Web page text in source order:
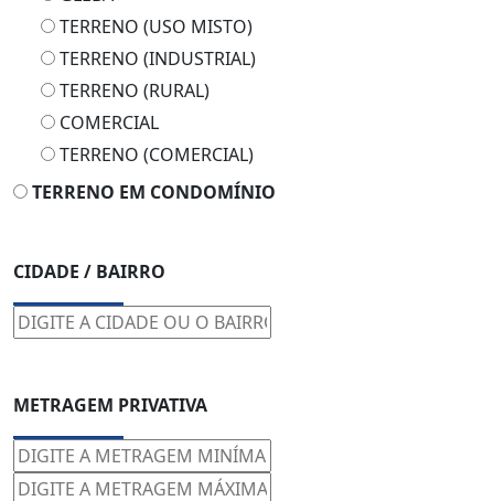
TERRENO (USO MISTO)
TERRENO (INDUSTRIAL)
TERRENO (RURAL)
COMERCIAL
TERRENO (COMERCIAL)
TERRENO EM CONDOMÍNIO
CIDADE / BAIRRO
METRAGEM PRIVATIVA